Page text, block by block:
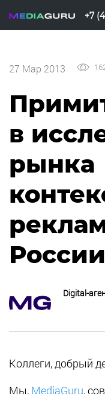
+7
27 Мар 2013
в
рынка
Digital-
Коллеги, добрый
Мы, MediaGuru,